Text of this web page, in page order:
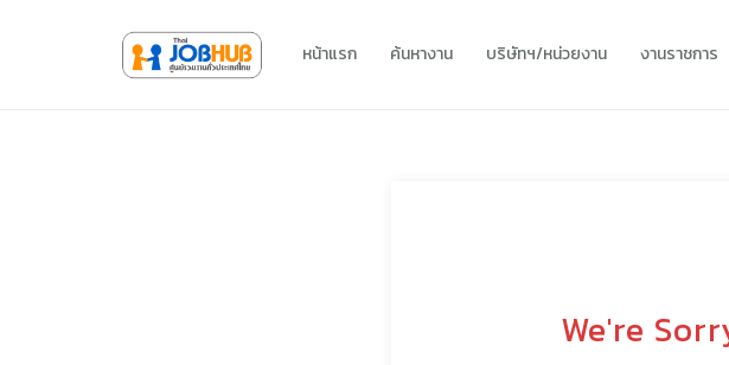
หน้าแรก ค้นหางาน บริษัทฯ/หน่วยงาน งานราชการ
We're